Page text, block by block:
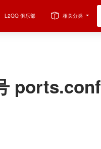
L2QQ 俱乐部 相关分类
ports.conf